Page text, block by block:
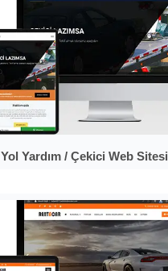
Yol Yardım / Çekici Web